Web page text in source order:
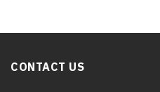
CONTACT US